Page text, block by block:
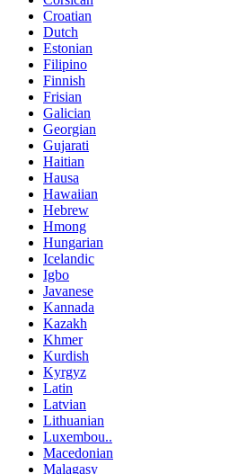
Croatian
Dutch
Estonian
Filipino
Finnish
Frisian
Galician
Georgian
Gujarati
Haitian
Hausa
Hawaiian
Hebrew
Hmong
Hungarian
Icelandic
Igbo
Javanese
Kannada
Kazakh
Khmer
Kurdish
Kyrgyz
Latin
Latvian
Lithuanian
Luxembou..
Macedonian
Malagasy